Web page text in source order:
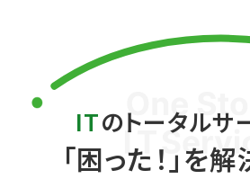
ITのトータルサ
「困った！」を